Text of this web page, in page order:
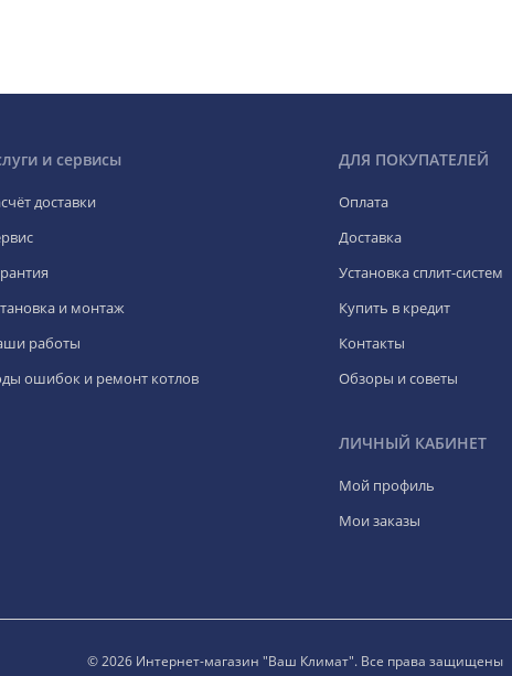
и сервисы
доставки
и монтаж
работы
ошибок и ремонт котлов
ДЛЯ ПОКУПАТЕЛЕЙ
Оплата
Доставка
Установка сплит-систем
Купить в кредит
Контакты
Обзоры и советы
ЛИЧНЫЙ КАБИНЕТ
Мой профиль
Мои заказы
© 2026 Интернет-магазин "Ваш Климат". Все права защищены